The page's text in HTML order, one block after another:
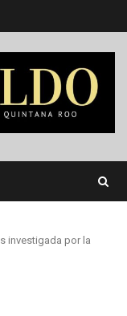
investigada por la